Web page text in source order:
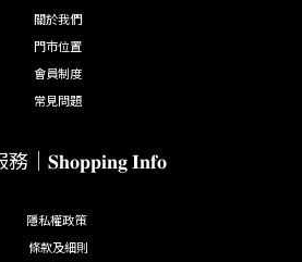
關於我們
門市位置
會員制度
常見問題
｜𝐒𝐡𝐨𝐩𝐩𝐢𝐧𝐠 𝐈𝐧𝐟𝐨
隱私權政策
條款及細則